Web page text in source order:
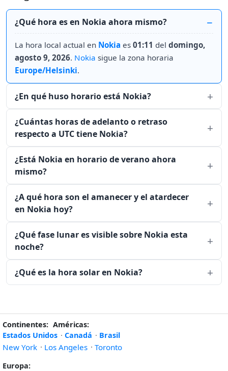
¿Qué hora es en Nokia ahora mismo?
La hora local actual en Nokia es 01:11 del domingo,
agosto 9, 2026. Nokia sigue la zona horaria
Europe/Helsinki.
¿En qué huso horario está Nokia?
¿Cuántas horas de adelanto o retraso
respecto a UTC tiene Nokia?
¿Está Nokia en horario de verano ahora
mismo?
¿A qué hora son el amanecer y el atardecer
en Nokia hoy?
¿Qué fase lunar es visible sobre Nokia esta
noche?
¿Qué es la hora solar en Nokia?
Continentes: Américas:
Estados Unidos · Canadá · Brasil
New York · Los Angeles · Toronto
Europa: